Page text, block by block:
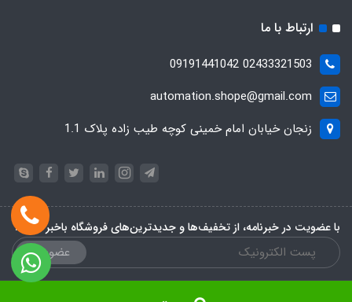
ارتباط با ما
02433321503 09191441042
automation.shope@gmail.com
زنجان خیابان امام خمینی کوچه طیب زاده پلاک 1.1
با عضویت در خبرنامه، از تخفیف‌ها و جدیدترین‌های فروشگاه باخبر شوید:
عضویت